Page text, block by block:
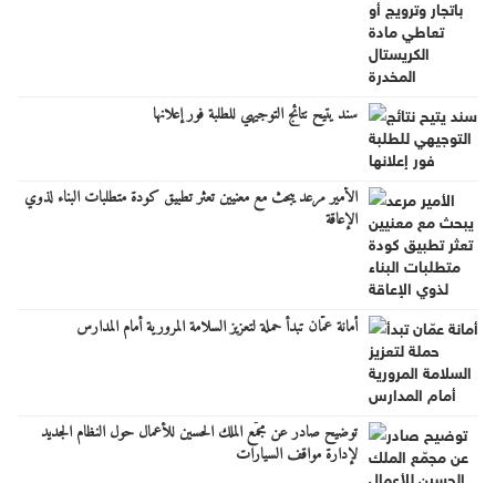
سند يتيح نتائج التوجيهي للطلبة فور إعلانها
الأمير مرعد يبحث مع معنيين تعثر تطبيق كودة متطلبات البناء لذوي
الإعاقة
أمانة عمّان تبدأ حملة لتعزيز السلامة المرورية أمام المدارس
توضيح صادر عن مجمّع الملك الحسين للأعمال حول النظام الجديد
لإدارة مواقف السيارات